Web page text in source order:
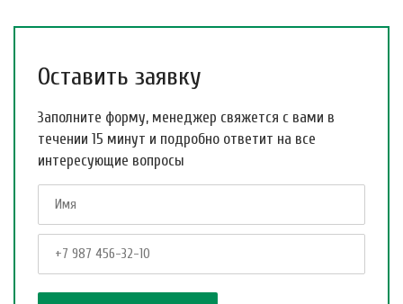
Оставить заявку
Заполните форму, менеджер свяжется с вами в
течении 15 минут и подробно ответит на все
интересующие вопросы